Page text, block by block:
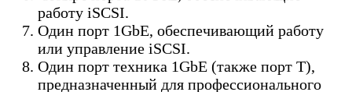
работу iSCSI.
Один порт 1GbE, обеспечивающий работу
или управление iSCSI.
Один порт техника 1GbE (также порт T),
предназначенный для профессионального